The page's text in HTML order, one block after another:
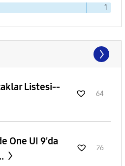
1
Listesi--
64
One UI 9'da
26